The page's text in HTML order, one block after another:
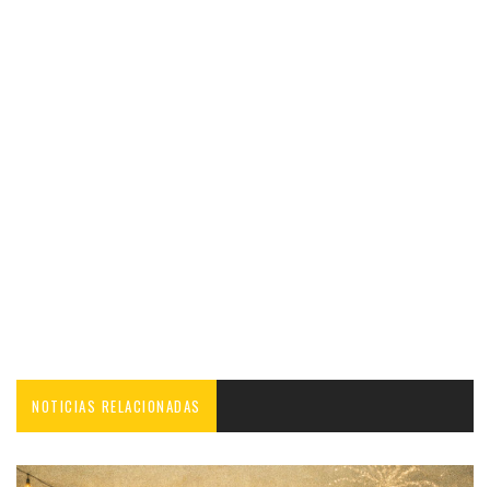
NOTICIAS RELACIONADAS